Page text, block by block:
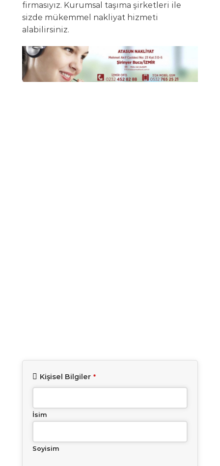
firmasıyız. Kurumsal taşıma şirketleri ile
sizde mükemmel nakliyat hizmeti
alabilirsiniz.
Kişisel Bilgiler *
İsim
Soyisim